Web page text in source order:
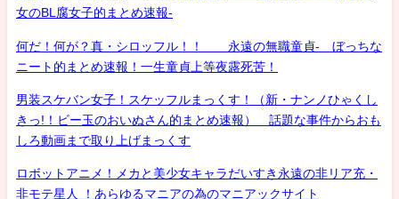
女のBL腐女子的まとめ速報-
何だ！何が？真・シロッフル！！ 永遠の無職童貞- ぼっちな
ニート的まとめ速報！一生童貞上等夜露死苦！
男装スケバン女子！スケッフルまっくす！（新・ナンノひゃくし
きっ!！ビー玉のおいぬさん的まとめ速報） 話題な事件からおも
しろ動画まで取り上げまっくす
ロボットアニメ！メカと美少女キャラだいすき永遠の非リア充・
非モテ星人 ！あらゆるマニアの為のマニアックサイト